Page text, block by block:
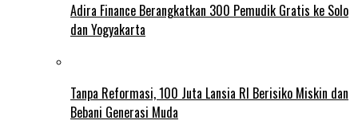
Adira Finance Berangkatkan 300 Pemudik Gratis ke Solo
dan Yogyakarta
Tanpa Reformasi, 100 Juta Lansia RI Berisiko Miskin dan
Bebani Generasi Muda